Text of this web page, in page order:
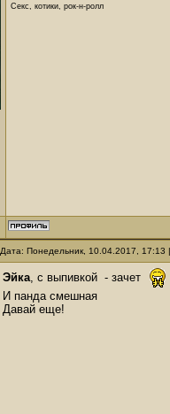
Секс, котики, рок-н-ролл
Дата: Понедельник, 10.04.2017,
Эйка, с выпивкой - зачет
И панда смешная
Давай еще!